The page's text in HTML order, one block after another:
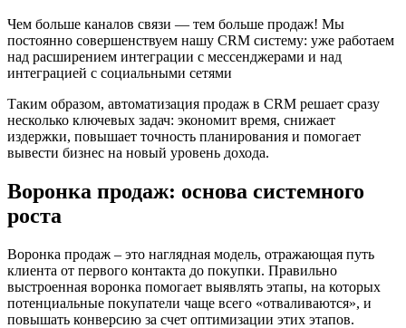
Чем больше каналов связи — тем больше продаж! Мы
постоянно совершенствуем нашу CRM систему: уже работаем
над расширением интеграции с мессенджерами и над
интеграцией с социальными сетями
Таким образом, автоматизация продаж в CRM решает сразу
несколько ключевых задач: экономит время, снижает
издержки, повышает точность планирования и помогает
вывести бизнес на новый уровень дохода.
Воронка продаж: основа системного
роста
Воронка продаж – это наглядная модель, отражающая путь
клиента от первого контакта до покупки. Правильно
выстроенная воронка помогает выявлять этапы, на которых
потенциальные покупатели чаще всего «отваливаются», и
повышать конверсию за счет оптимизации этих этапов.